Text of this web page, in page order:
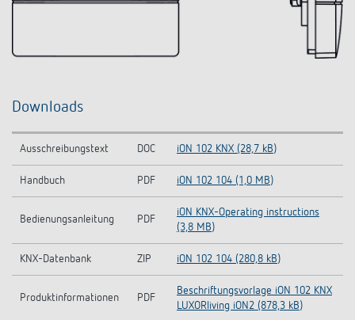
Downloads
Ausschreibungstext DOC iON 102 KNX (28,7 kB)
Handbuch PDF iON 102 104 (1,0 MB)
Bedienungsanleitung PDF
iON KNX-Operating instructions
(3,8 MB)
KNX-Datenbank ZIP iON 102 104 (280,8 kB)
Produktinformationen PDF
Beschriftungsvorlage iON 102 KNX
LUXORliving iON2 (878,3 kB)